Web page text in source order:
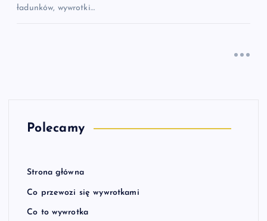
ładunków, wywrotki…
Polecamy
Strona główna
Co przewozi się wywrotkami
Co to wywrotka